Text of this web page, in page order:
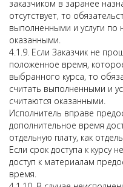
заказчиком в заранее
отсутствует, то
выполненными и услуги по
оказанными.
4.1.9. Если Заказчик не
положенное время,
выбранного курса, то
считать выполненными и
считаются оказанными.
Исполнитель вправе
дополнительное время
отдельную плату, как
Если срок доступа к курсу
доступ к материалам
время.